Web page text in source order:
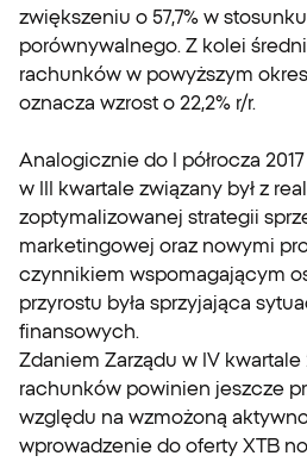
zwiększeniu o 57,7% w
porównywalnego. Z kolei
rachunków w powyższym
oznacza wzrost o 22,2% r/r.
Analogicznie do I półrocza
w III kwartale związany był z
zoptymalizowanej strategii
marketingowej oraz nowymi
czynnikiem wspomagającym
przyrostu była sprzyjająca
finansowych.
Zdaniem Zarządu w IV kwartale
rachunków powinien jeszcze
względu na wzmożoną
wprowadzenie do oferty XTB